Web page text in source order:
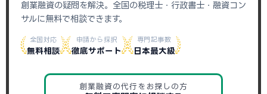
創業融資の疑問を解決。全国の税理士・行政書士・融資コン
サルに無料で相談できます。
全国対応
無料相談
申請から採択
徹底サポート
専門記事数
日本最大級
創業融資の代行をお探しの方